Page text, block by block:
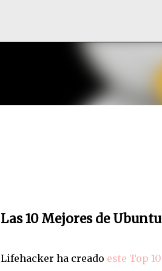
Las 10 Mejores de Ubuntu
Lifehacker ha creado este Top 10